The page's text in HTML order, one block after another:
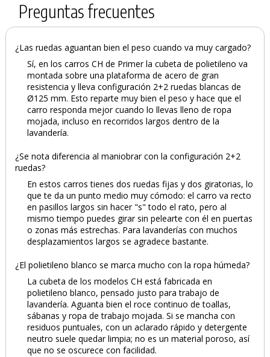
Preguntas frecuentes
¿Las ruedas aguantan bien el peso cuando va muy cargado?
Sí, en los carros CH de Primer la cubeta de polietileno va
montada sobre una plataforma de acero de gran
resistencia y lleva configuración 2+2 ruedas blancas de
Ø125 mm. Esto reparte muy bien el peso y hace que el
carro responda mejor cuando lo llevas lleno de ropa
mojada, incluso en recorridos largos dentro de la
lavandería.
¿Se nota diferencia al maniobrar con la configuración 2+2
ruedas?
En estos carros tienes dos ruedas fijas y dos giratorias, lo
que te da un punto medio muy cómodo: el carro va recto
en pasillos largos sin hacer "s" todo el rato, pero al
mismo tiempo puedes girar sin pelearte con él en puertas
o zonas más estrechas. Para lavanderías con muchos
desplazamientos largos se agradece bastante.
¿El polietileno blanco se marca mucho con la ropa húmeda?
La cubeta de los modelos CH está fabricada en
polietileno blanco, pensado justo para trabajo de
lavandería. Aguanta bien el roce continuo de toallas,
sábanas y ropa de trabajo mojada. Si se mancha con
residuos puntuales, con un aclarado rápido y detergente
neutro suele quedar limpia; no es un material poroso, así
que no se oscurece con facilidad.